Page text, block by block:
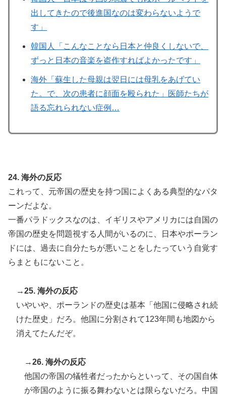
出してきたので後進国なのは変わらないようで
す」
韓国人「こんなことなら日本と仲良くしないで、
ずっと日本の音楽を盗作すればよかったです」
海外「蘇生した母親は翌日には母乳をあげてい
た。で、次の患者に顔面を殴られた」医師たちが
語る忘れられない症例…
24. 海外の反応
これって、元帝国の歴史を持つ国によくある典型的なパタ
ーンだよな。
一番パラドックスなのは、イギリスやアメリカには自国の
帝国の歴史を問題視する人間がいるのに、日本やポーラン
ドには、過去に自分たちが悪いことをしたっていう自覚す
らまともにないこと。
→25. 海外の反応
いやいや、ポーランドの歴史は基本「他国に侵略され続
けた歴史」だろ。他国に分割されて123年間も地図から
消えてたんだぞ。
→26. 海外の反応
他国の帝国の犠牲者だったからといって、その国自体
が帝国のように振る舞わないとは限らないだろ。中国